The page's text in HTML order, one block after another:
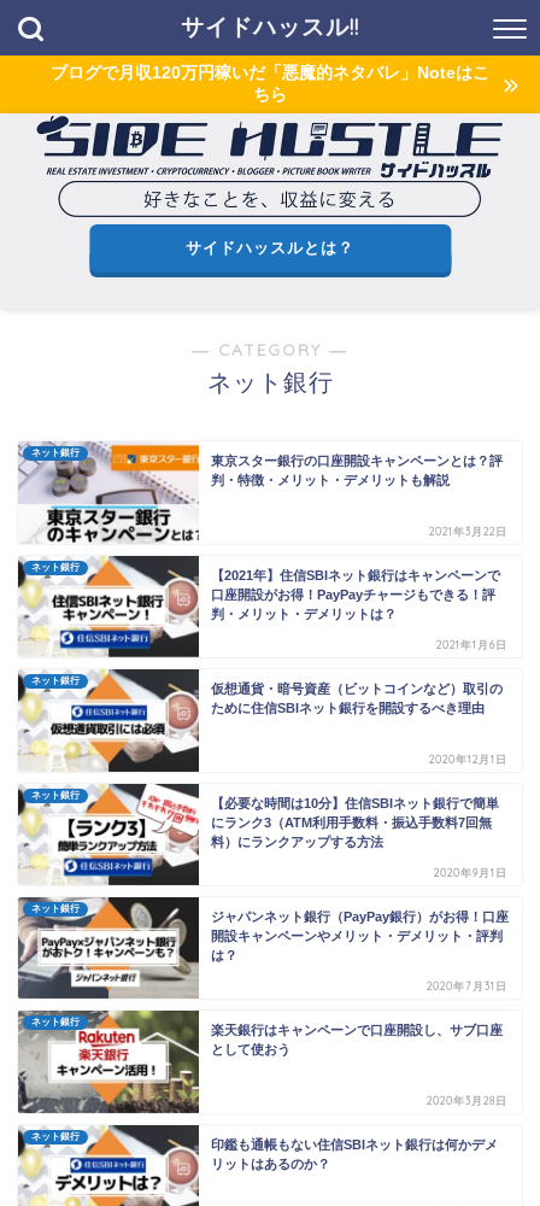
サイドハッスル!!
ブログで月収120万円稼いだ「悪魔的ネタバレ」Noteはこ
ちら
サイドハッスルとは？
― CATEGORY ―
ネット銀行
ネット銀行
東京スター銀行の口座開設キャンペーンとは？評
判・特徴・メリット・デメリットも解説
2021年3月22日
ネット銀行
【2021年】住信SBIネット銀行はキャンペーンで
口座開設がお得！PayPayチャージもできる！評
判・メリット・デメリットは？
2021年1月6日
ネット銀行
仮想通貨・暗号資産（ビットコインなど）取引の
ために住信SBIネット銀行を開設するべき理由
2020年12月1日
ネット銀行
【必要な時間は10分】住信SBIネット銀行で簡単
にランク3（ATM利用手数料・振込手数料7回無
料）にランクアップする方法
2020年9月1日
ネット銀行
ジャパンネット銀行（PayPay銀行）がお得！口座
開設キャンペーンやメリット・デメリット・評判
は？
2020年7月31日
ネット銀行
楽天銀行はキャンペーンで口座開設し、サブ口座
として使おう
2020年3月28日
ネット銀行
印鑑も通帳もない住信SBIネット銀行は何かデメ
リットはあるのか？